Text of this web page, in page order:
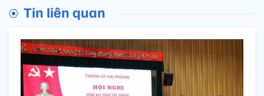
Tin liên quan